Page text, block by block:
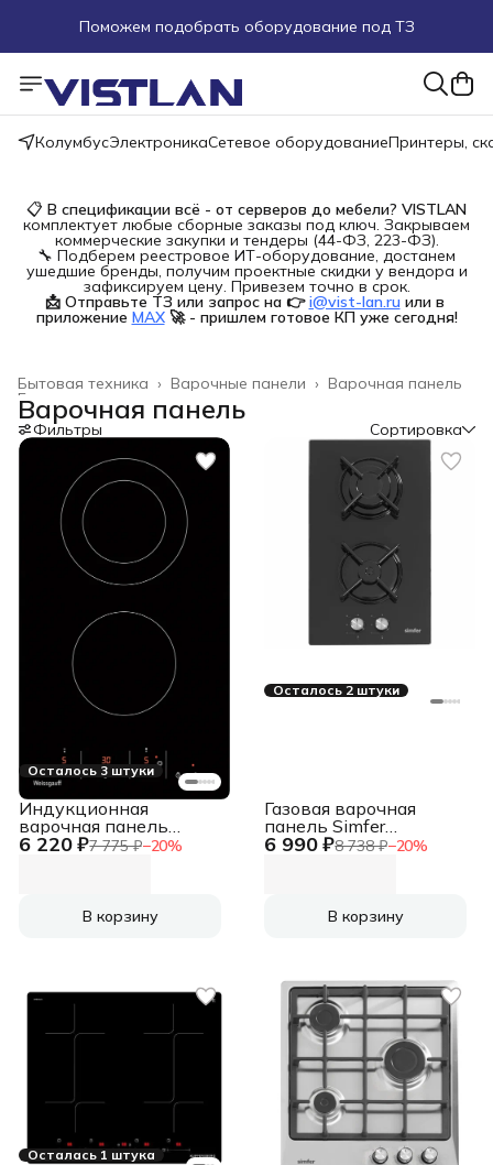
Поможем подобрать оборудование под ТЗ
Пуско-наладочные работы
Пришлите запрос на e-mail или в чат
КолумбусЭлектроникаСетевое оборудованиеПринтеры,
📋 В спецификации всё - от серверов до мебели? VISTLAN
комплектует любые сборные заказы под ключ. Закрываем
коммерческие закупки и тендеры (44-ФЗ, 223-ФЗ).
🔧 Подберем реестровое ИТ-оборудование, достанем
ушедшие бренды, получим проектные скидки у вендора и
зафиксируем цену. Привезем точно в срок.
📩 Отправьте ТЗ или запрос на 👉 i@vist-lan.ru или в
приложение MAX 🚀 - пришлем готовое КП уже сегодня!
Варочная панель
Варочные панели ›
Бытовая техника ›
Главная
Варочная панель
Фильтры Сортировка
Осталось 3 штуки
6 220 ₽7 775 ₽−20%
Индукционная
варочная панель
стеклокерамическая
В корзину
Осталось 2 штуки
6 990 ₽8 738 ₽−20%
Газовая варочная
панель Simfer
H30N20B416
В корзину
Осталась 1 штука